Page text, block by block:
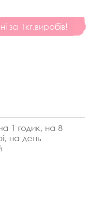
за 1кг.виробів!
1 годик, на 8
на день